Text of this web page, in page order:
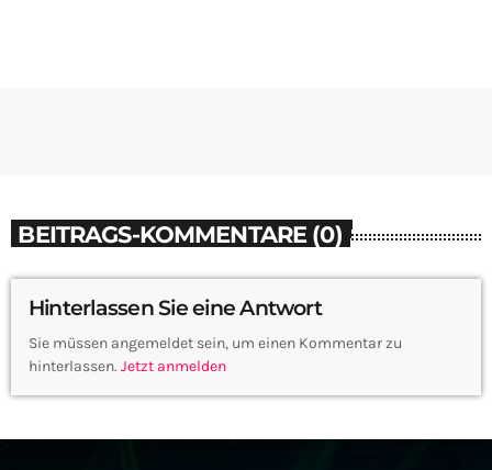
BEITRAGS-KOMMENTARE (0)
Hinterlassen Sie eine Antwort
Sie müssen angemeldet sein, um einen Kommentar zu
hinterlassen. Jetzt anmelden